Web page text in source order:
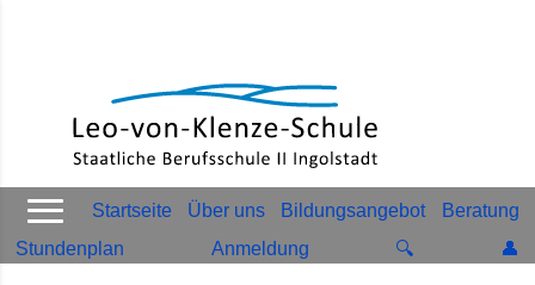
Startseite Über uns Bildungsangebot
Beratung
Stundenplan
Anmeldung 🔍 👤